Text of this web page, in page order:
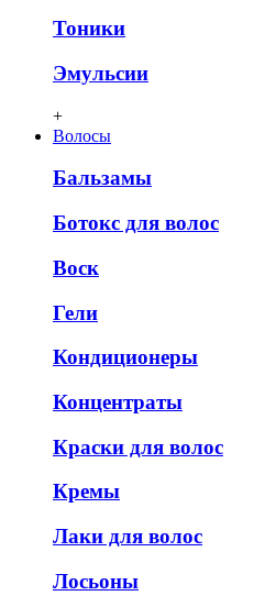
Тоники
Эмульсии
+
Волосы
Бальзамы
Ботокс для волос
Воск
Гели
Кондиционеры
Концентраты
Краски для волос
Кремы
Лаки для волос
Лосьоны